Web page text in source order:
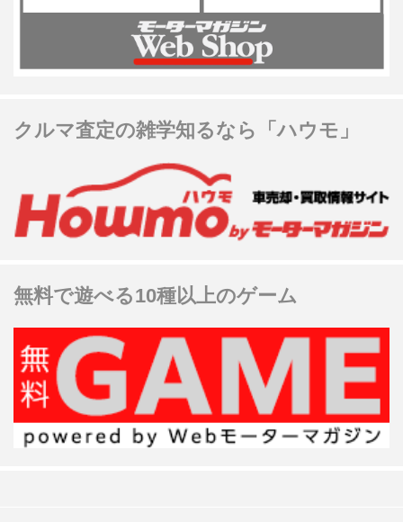
クルマ査定の雑学知るなら「ハウモ」
無料で遊べる10種以上のゲーム